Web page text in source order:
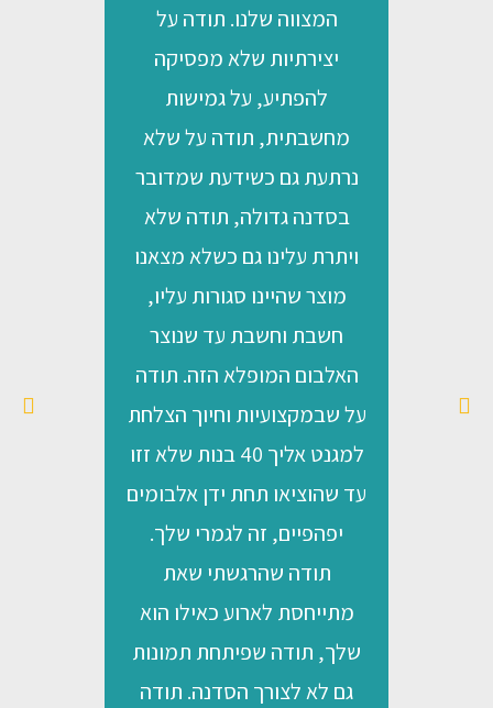
המצווה שלנו. תודה על
יצירתיות שלא מפסיקה
להפתיע, על גמישות
מחשבתית, תודה על שלא
נרתעת גם כשידעת שמדובר
בסדנה גדולה, תודה שלא
ויתרת עלינו גם כשלא מצאנו
מוצר שהיינו סגורות עליו,
חשבת וחשבת עד שנוצר
האלבום המופלא הזה. תודה
על שבמקצועיות וחיוך הצלחת
למגנט אליך 40 בנות שלא זזו
עד שהוציאו תחת ידן אלבומים
יפהפיים, זה לגמרי שלך.
תודה שהרגשתי שאת
מתייחסת לארוע כאילו הוא
שלך, תודה שפיתחת תמונות
גם לא לצורך הסדנה. תודה